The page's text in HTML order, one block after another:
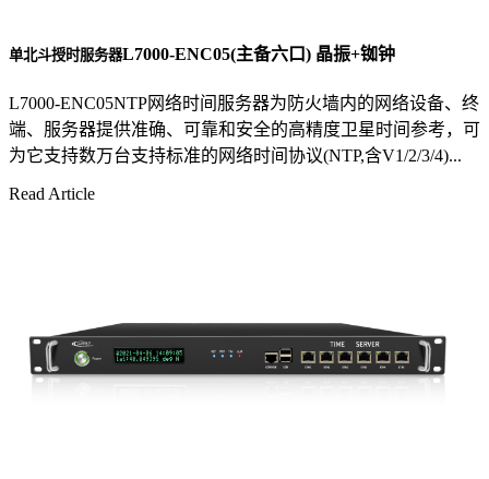
单北斗授时服务器L7000-ENC05(主备六口) 晶振+铷钟
L7000-ENC05NTP网络时间服务器为防火墙内的网络设备、终
端、服务器提供准确、可靠和安全的高精度卫星时间参考，可
为它支持数万台支持标准的网络时间协议(NTP,含V1/2/3/4)...
Read Article